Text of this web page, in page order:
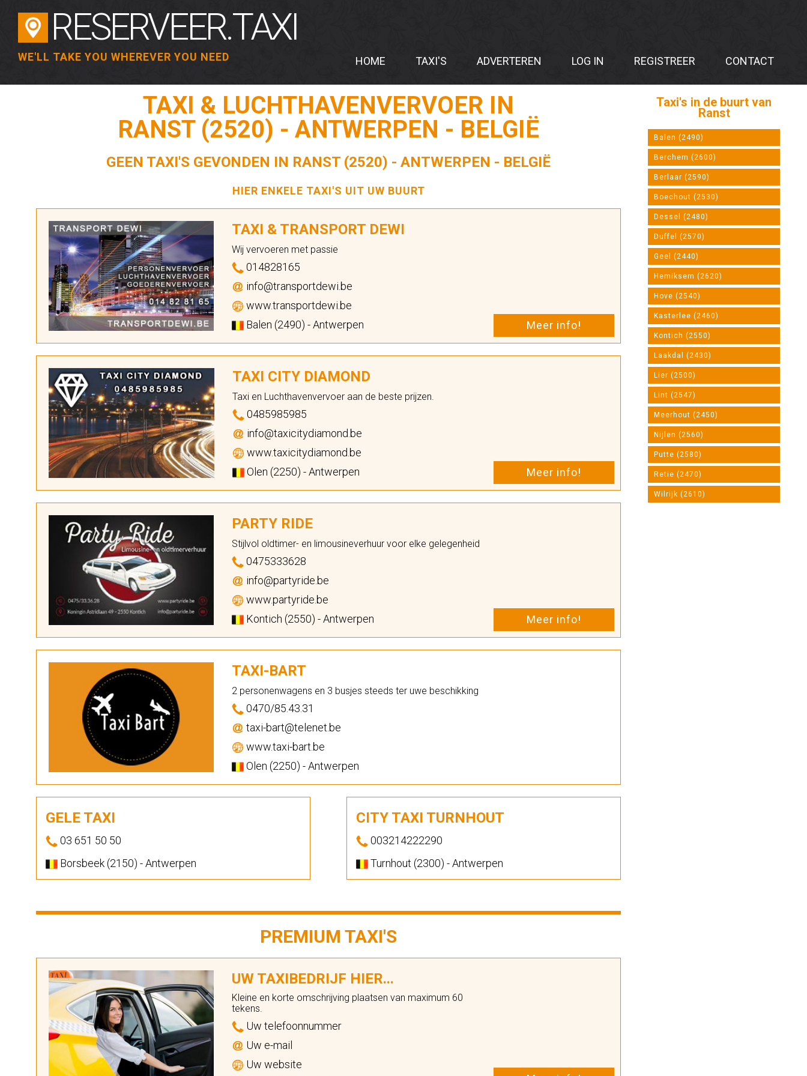
RESERVEER.TAXI
WE'LL TAKE YOU WHEREVER YOU NEED HOME TAXI'S ADVERTEREN LOG IN REGISTREER CONTACT
TAXI & LUCHTHAVENVERVOER IN
RANST (2520) - ANTWERPEN - BELGIË
GEEN TAXI'S GEVONDEN IN RANST (2520) - ANTWERPEN - BELGIË
HIER ENKELE TAXI'S UIT UW BUURT
TAXI & TRANSPORT DEWI
Wij vervoeren met passie
014828165
info@transportdewi.be
www.transportdewi.be
Balen (2490) - Antwerpen
Meer info!
TAXI CITY DIAMOND
Taxi en Luchthavenvervoer aan de beste prijzen.
0485985985
info@taxicitydiamond.be
www.taxicitydiamond.be
Olen (2250) - Antwerpen
Meer info!
PARTY RIDE
Stijlvol oldtimer- en limousineverhuur voor elke gelegenheid
0475333628
info@partyride.be
www.partyride.be
Kontich (2550) - Antwerpen
Meer info!
TAXI-BART
2 personenwagens en 3 busjes steeds ter uwe beschikking
0470/85.43.31
taxi-bart@telenet.be
www.taxi-bart.be
Olen (2250) - Antwerpen
GELE TAXI
03 651 50 50
Borsbeek (2150) - Antwerpen
CITY TAXI TURNHOUT
003214222290
Turnhout (2300) - Antwerpen
PREMIUM TAXI'S
UW TAXIBEDRIJF HIER...
Kleine en korte omschrijving plaatsen van maximum 60
tekens.
Uw telefoonnummer
Uw e-mail
Uw website
Taxi's in de buurt van
Ranst
Balen (2490)
Berchem (2600)
Berlaar (2590)
Boechout (2530)
Dessel (2480)
Duffel (2570)
Geel (2440)
Hemiksem (2620)
Hove (2540)
Kasterlee (2460)
Kontich (2550)
Laakdal (2430)
Lier (2500)
Lint (2547)
Meerhout (2450)
Nijlen (2560)
Putte (2580)
Retie (2470)
Wilrijk (2610)